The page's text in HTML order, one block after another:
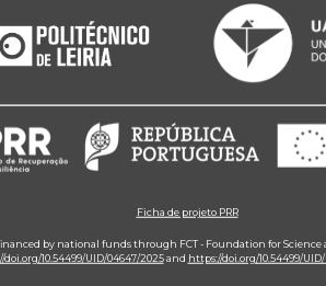
Ficha de projeto PRR
by national funds through FCT - Foundation for
doi.org/10.54499/UID/04647/2025and https://doi.org/10.54499/